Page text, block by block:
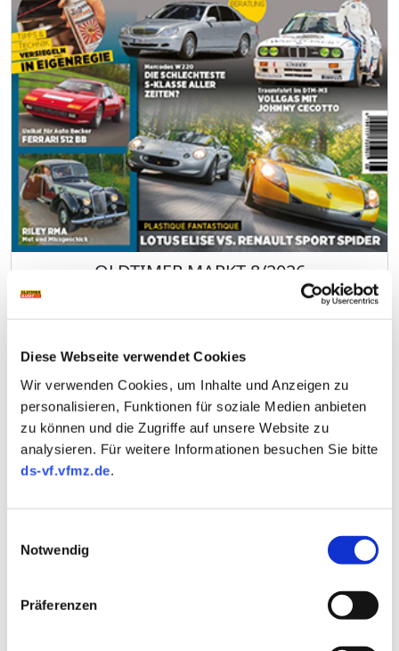
Diese Webseite verwendet Cookies
Wir verwenden Cookies, um Inhalte und Anzeigen zu
personalisieren, Funktionen für soziale Medien anbieten
zu können und die Zugriffe auf unsere Website zu
analysieren. Für weitere Informationen besuchen Sie bitte
ds-vf.vfmz.de.
Notwendig
Präferenzen
OLDTIMER MARKT 8/2026
PRINT KAUFEN